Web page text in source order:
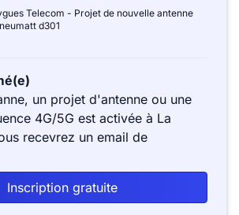
Telecom - Projet de nouvelle antenne
d301
un projet d'antenne ou une
4G/5G est activée à La
recevrez un email de
Inscription gratuite